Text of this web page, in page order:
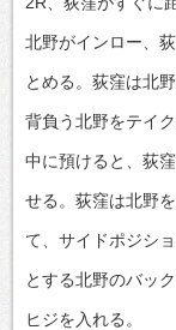
北野がインロー、
とめる。荻窪は北
背負う北野をテイ
中に預けると、荻
せる。荻窪は北野
て、サイドポジシ
とする北野のバッ
ヒジを入れる。